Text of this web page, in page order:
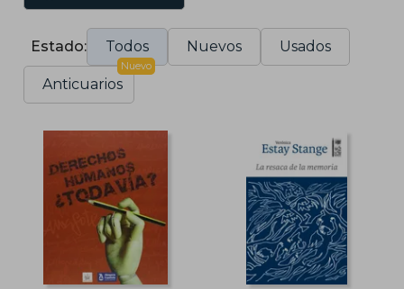
Estado: Todos Nuevos Usados
Anticuarios
Nuevo